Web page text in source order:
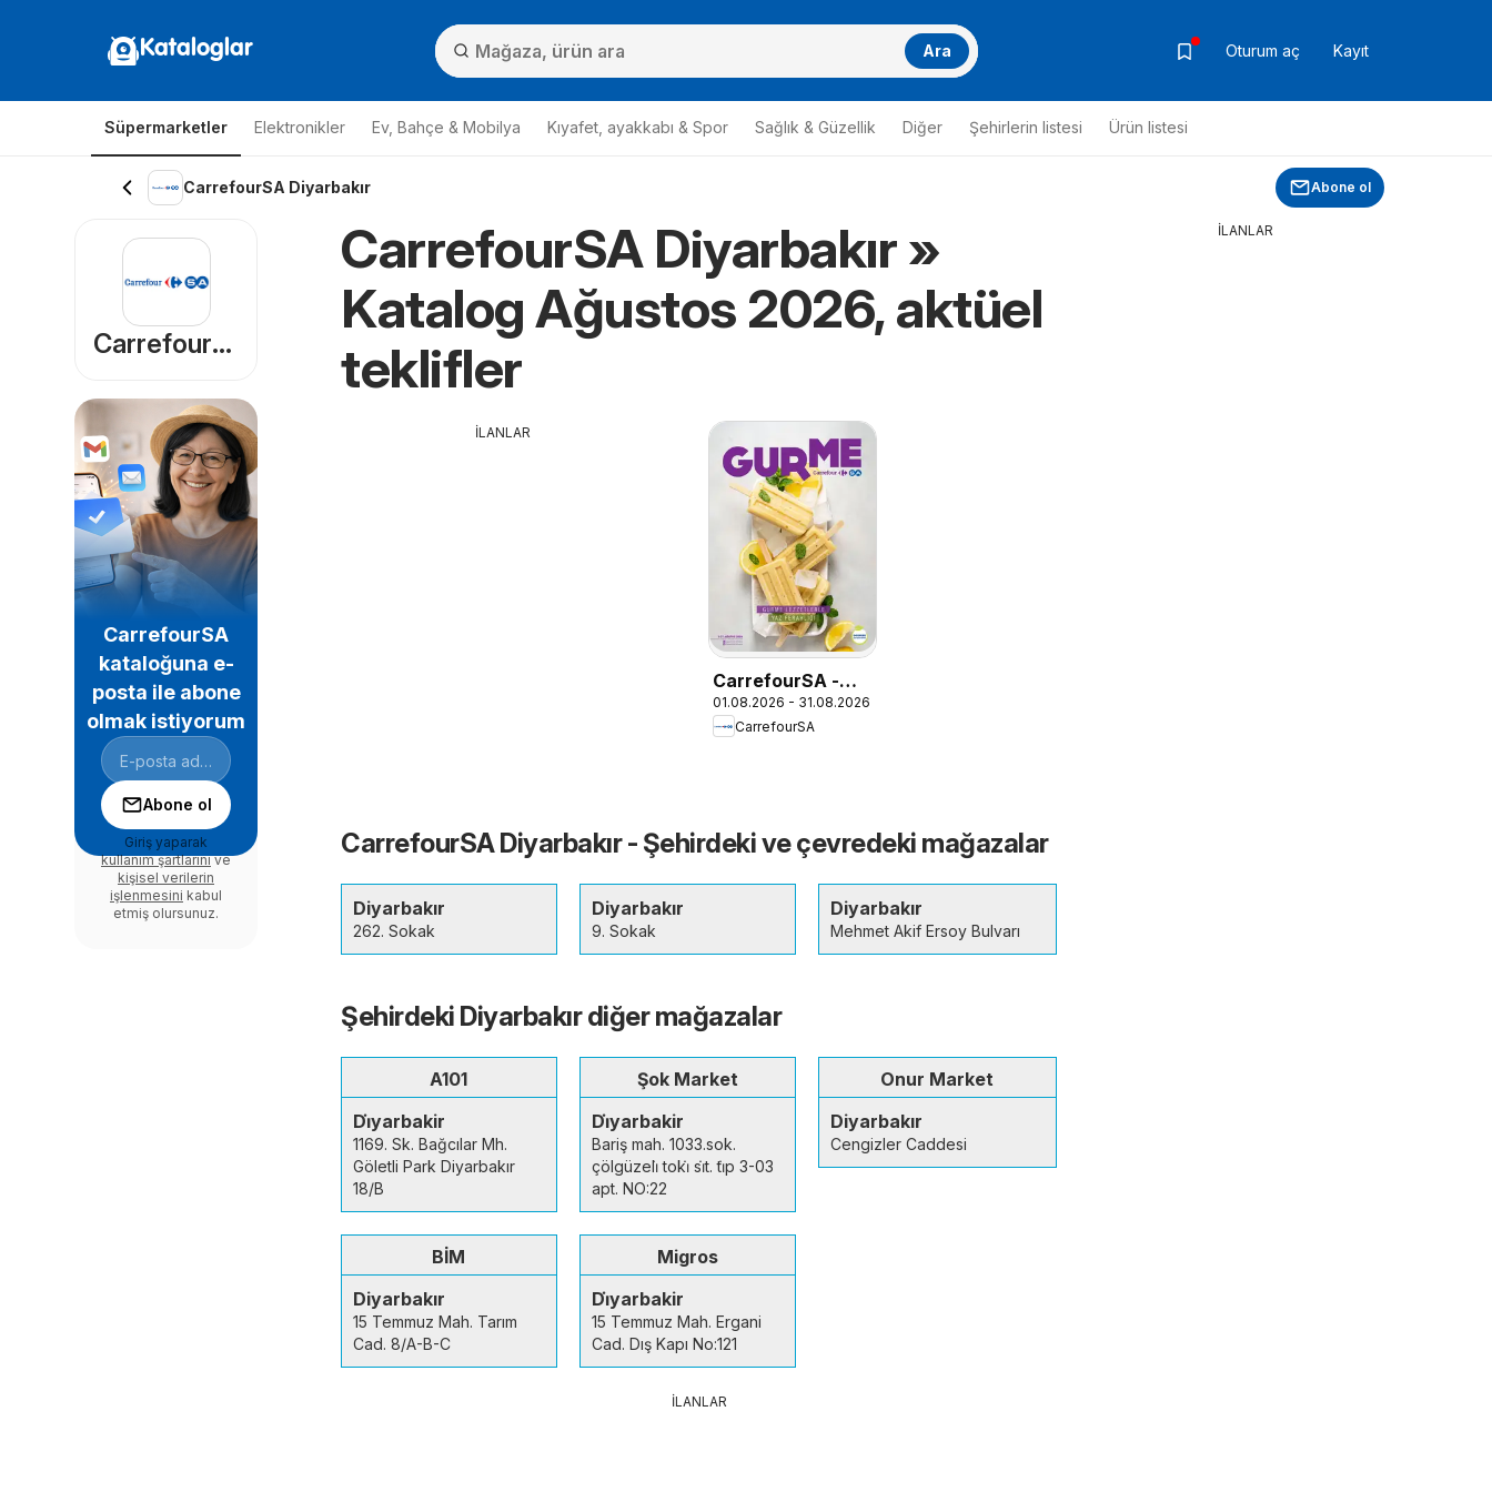
Kataloglar Ara Oturum aç Kayıt
Süpermarketler Elektronikler Ev, Bahçe & Mobilya Kıyafet, ayakkabı & Spor Sağlık & Güzellik Diğer Şehirlerin listesi Ürün listesi
CarrefourSA Diyarbakır Abone ol
CarrefourSA Diyarbakır »
Katalog Ağustos 2026, aktüel
teklifler
İLANLAR
CarrefourSA -
Katalog Gurme
01.08.2026 - 31.08.2026
CarrefourSA
CarrefourSA Diyarbakır - Şehirdeki ve çevredeki mağazalar
Diyarbakır
262. Sokak
Diyarbakır
9. Sokak
Diyarbakır
Mehmet Akif Ersoy Bulvarı
Şehirdeki Diyarbakır diğer mağazalar
A101
Di̇yarbakir
1169. Sk. Bağcılar Mh.
Göletli Park Diyarbakır
18/B
Şok Market
Di̇yarbakir
Bariş mah. 1033.sok.
çölgüzeli̇ toki̇ si̇t. ti̇p 3-03
apt. NO:22
Onur Market
Diyarbakır
Cengizler Caddesi
BİM
Diyarbakır
15 Temmuz Mah. Tarım
Cad. 8/A-B-C
Migros
Di̇yarbakir
15 Temmuz Mah. Ergani
Cad. Dış Kapı No:121
İLANLAR
CarrefourSA
CarrefourSA
kataloğuna e-
posta ile abone
olmak istiyorum
Abone ol
Giriş yaparak
kullanım şartlarınıve
kişisel verilerin
işlenmesini kabul
etmiş olursunuz.
İLANLAR